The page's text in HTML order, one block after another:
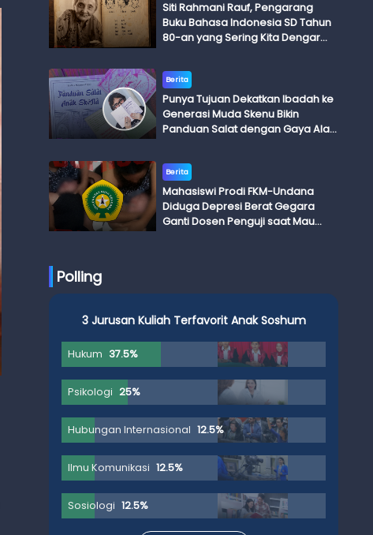
Siti Rahmani Rauf, Pengarang
Buku Bahasa Indonesia SD Tahun
80-an yang Sering Kita Dengar
Adik Budi
Berita
Punya Tujuan Dekatkan Ibadah ke
Generasi Muda Skenu Bikin
Panduan Salat dengan Gaya Ala
Berita
Mahasiswi Prodi FKM-Undana
Diduga Depresi Berat Gegara
Ganti Dosen Penguji saat Mau
Polling
3 Jurusan Kuliah Terfavorit Anak Soshum
Hukum 37.5%
Psikologi 25%
Hubungan Internasional 12.5%
Ilmu Komunikasi 12.5%
Sosiologi 12.5%